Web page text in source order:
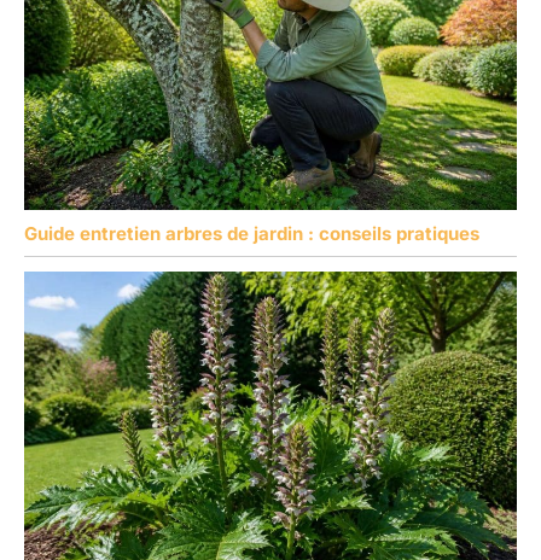
frais et sec, à l’abri des
températures extrêmes,
afin de prolonger sa
durée de vie ; 3. N’utilisez
pas ces batteries avec
d’autres appareils afin
d’éviter toute surcharge.
Guide entretien arbres de jardin : conseils pratiques